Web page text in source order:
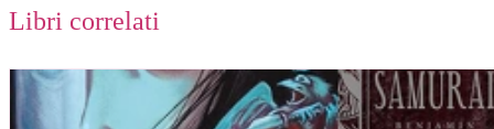
Libri correlati